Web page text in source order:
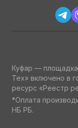
Куфар —
Тех» включено в
ресурс «Реестр
*Оплата
НБ РБ.